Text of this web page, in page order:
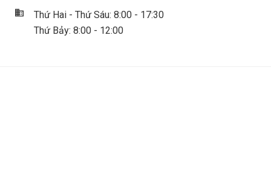
Thứ Hai - Thứ Sáu: 8:00 - 17:30
Thứ Bảy: 8:00 - 12:00